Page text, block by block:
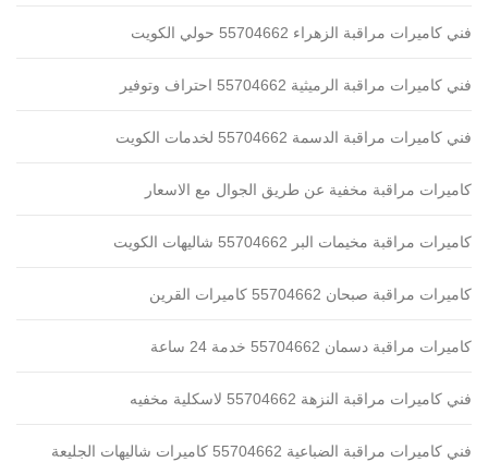
فني كاميرات مراقبة الزهراء 55704662 حولي الكويت
فني كاميرات مراقبة الرميثية 55704662 احتراف وتوفير
فني كاميرات مراقبة الدسمة 55704662 لخدمات الكويت
كاميرات مراقبة مخفية عن طريق الجوال مع الاسعار
كاميرات مراقبة مخيمات البر 55704662 شاليهات الكويت
كاميرات مراقبة صبحان 55704662 كاميرات القرين
كاميرات مراقبة دسمان 55704662 خدمة 24 ساعة
فني كاميرات مراقبة النزهة 55704662 لاسكلية مخفيه
فني كاميرات مراقبة الضباعية 55704662 كاميرات شاليهات الجليعة